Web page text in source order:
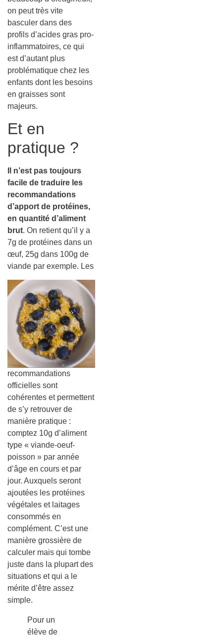
on peut très vite
basculer dans des
profils d’acides gras pro-
inflammatoires, ce qui
est d’autant plus
problématique chez les
enfants dont les besoins
en graisses sont
majeurs.
Et en
pratique ?
Il n’est pas toujours
facile de traduire les
recommandations
d’apport de protéines,
en quantité d’aliment
brut. On retient qu’il y a
7g de protéines dans un
œuf, 25g dans 100g de
viande par exemple. Les
recommandations
officielles sont
cohérentes et permettent
de s’y retrouver de
manière pratique :
comptez 10g d’aliment
type « viande-oeuf-
poisson » par année
d’âge en cours et par
jour. Auxquels seront
ajoutées les protéines
végétales et laitages
consommés en
complément. C’est une
manière grossière de
calculer mais qui tombe
juste dans la plupart des
situations et qui a le
mérite d’être assez
simple.
Pour un
élève de